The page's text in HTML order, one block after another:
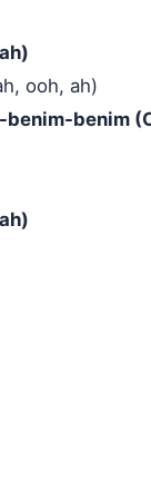
ooh, ah)
benim